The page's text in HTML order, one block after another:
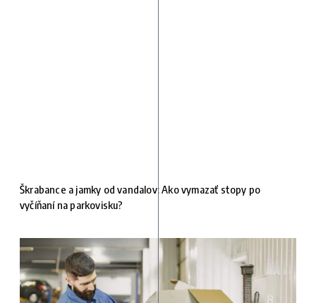
Škrabance a jamky od vandalov: Ako vymazať stopy po
vyčíňaní na parkovisku?